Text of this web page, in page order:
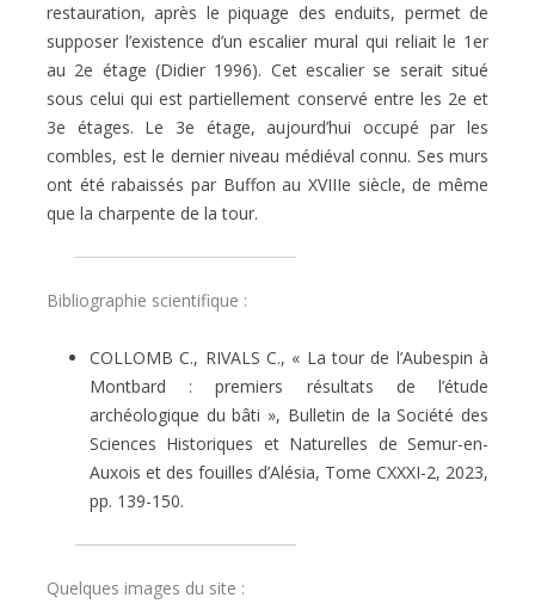
restauration, après le piquage des enduits, permet de
supposer l’existence d’un escalier mural qui reliait le 1er
au 2e étage (Didier 1996). Cet escalier se serait situé
sous celui qui est partiellement conservé entre les 2e et
3e étages. Le 3e étage, aujourd’hui occupé par les
combles, est le dernier niveau médiéval connu. Ses murs
ont été rabaissés par Buffon au XVIIIe siècle, de même
que la charpente de la tour.
Bibliographie scientifique :
COLLOMB C., RIVALS C., « La tour de l’Aubespin à
Montbard : premiers résultats de l’étude
archéologique du bâti », Bulletin de la Société des
Sciences Historiques et Naturelles de Semur-en-
Auxois et des fouilles d’Alésia, Tome CXXXI-2, 2023,
pp. 139-150.
Quelques images du site :